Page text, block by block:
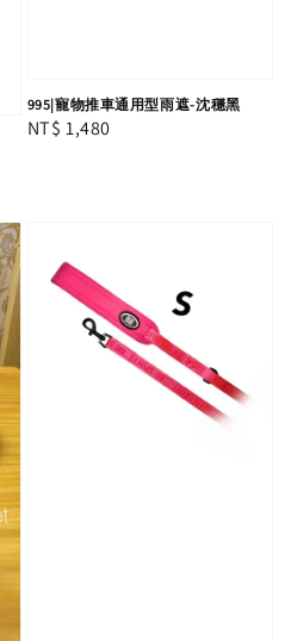
995|寵物推車通用型雨遮-沈穩黑
Regular
NT$ 1,480